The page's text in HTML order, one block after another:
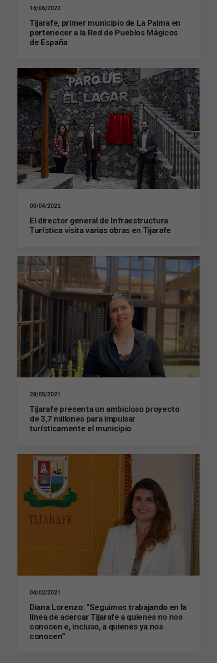
16/06/2022
Tijarafe, primer municipio de La Palma en
pertenecer a la Red de Pueblos Mágicos
de España
05/04/2022
El director general de Infraestructura
Turística visita varias obras en Tijarafe
28/05/2021
Tijarafe presenta un ambicioso proyecto
de 3,7 millones para impulsar
turísticamente el municipio
04/02/2021
Diana Lorenzo: “Seguimos trabajando en la
línea de acercar Tijarafe a quienes no nos
conocen e, incluso, a quienes ya nos
conocen”
mejorar la
funcionalidad
se usa la web.
Experiencia
Para que
nuestra web
funcione lo
mejor posible
durante tu
visita. Si
rechaza estas
cookies,
algunas
funcionalidades
Marketing
comportamiento
mientras visitas
nuestro sitio,
aumentas la
posibilidad de
ver contenido y
ofertas
personalizados.